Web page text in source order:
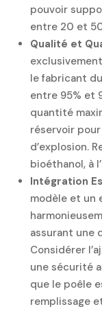
pouvoir
entre 20 et
Qualité et
le fabricant du
entre 95% et
quantité
réservoir
d’explosion.
bioéthanol, à
Intégration
modèle et un
assurant une
Considérer
une sécurité
que le poêle
remplissage